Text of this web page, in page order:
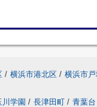
/ 横浜市港北区 / 横浜市
川学園 / 長津田町 / 青葉台